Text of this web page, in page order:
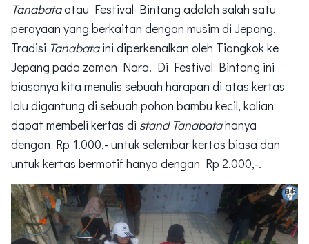
Tanabataatau Festival Bintang adalah salah satu
perayaan yang berkaitan dengan musim di Jepang.
Tradisi Tanabataini diperkenalkan oleh Tiongkok ke
Jepang pada zaman Nara. Di Festival Bintang ini
biasanya kita menulis sebuah harapan di atas kertas
lalu digantung di sebuah pohon bambu kecil, kalian
dapat membeli kertas di stand Tanabatahanya
dengan Rp 1.000,- untuk selembar kertas biasa dan
untuk kertas bermotif hanya dengan Rp 2.000,-.